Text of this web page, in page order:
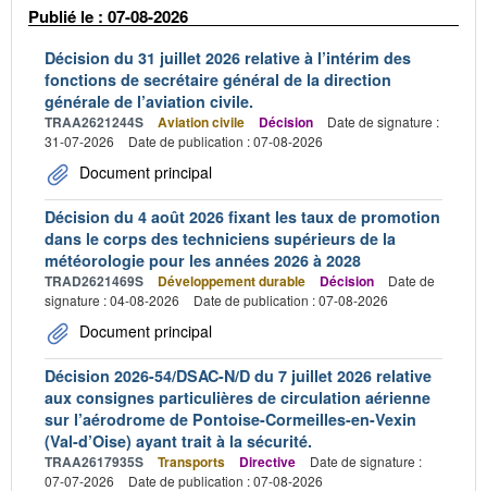
Publié le : 07-08-2026
Décision du 31 juillet 2026 relative à l’intérim des
fonctions de secrétaire général de la direction
générale de l’aviation civile.
TRAA2621244S Aviation civile Décision
Date de signature :
31-07-2026
Date de publication : 07-08-2026
Document principal
Décision du 4 août 2026 fixant les taux de promotion
dans le corps des techniciens supérieurs de la
météorologie pour les années 2026 à 2028
TRAD2621469S Développement durable Décision
Date de
signature : 04-08-2026
Date de publication : 07-08-2026
Document principal
Décision 2026-54/DSAC-N/D du 7 juillet 2026 relative
aux consignes particulières de circulation aérienne
sur l’aérodrome de Pontoise-Cormeilles-en-Vexin
(Val-d’Oise) ayant trait à la sécurité.
TRAA2617935S Transports Directive
Date de signature :
07-07-2026
Date de publication : 07-08-2026